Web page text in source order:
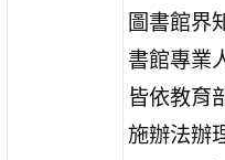
圖書館界
書館專業
皆依教育
施辦法辦